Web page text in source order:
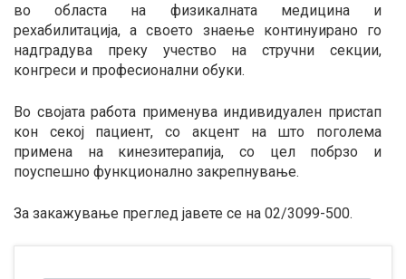
во областа на физикалната медицина и
рехабилитација, а своето знаење континуирано го
надградува преку учество на стручни секции,
конгреси и професионални обуки.
Во својата работа применува индивидуален пристап
кон секој пациент, со акцент на што поголема
примена на кинезитерапија, со цел побрзо и
поуспешно функционално закрепнување.
За закажување преглед јавете се на 02/3099-500.